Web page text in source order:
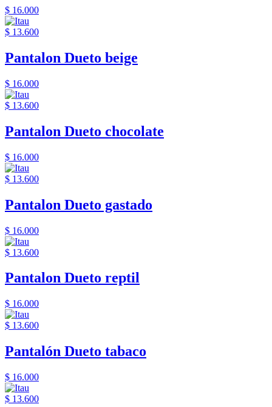
$ 16.000
$ 13.600
Pantalon Dueto beige
$ 16.000
$ 13.600
Pantalon Dueto chocolate
$ 16.000
$ 13.600
Pantalon Dueto gastado
$ 16.000
$ 13.600
Pantalon Dueto reptil
$ 16.000
$ 13.600
Pantalón Dueto tabaco
$ 16.000
$ 13.600